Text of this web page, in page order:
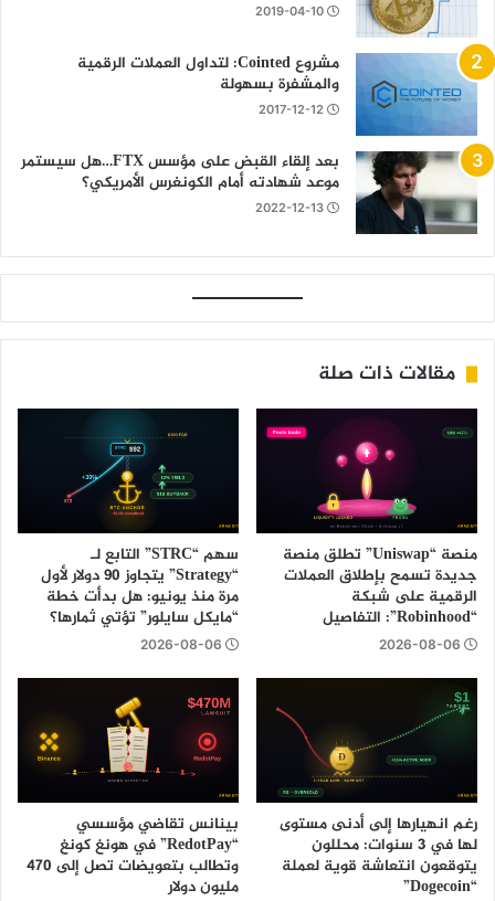
2019-04-10
مشروع Cointed: لتداول العملات الرقمية
والمشفرة بسهولة
2017-12-12
بعد إلقاء القبض على مؤسس FTX…هل سيستمر
موعد شهادته أمام الكونغرس الأمريكي؟
2022-12-13
مقالات ذات صلة
منصة “Uniswap” تطلق منصة
جديدة تسمح بإطلاق العملات
الرقمية على شبكة
“Robinhood”: التفاصيل
2026-08-06
سهم “STRC” التابع لـ
“Strategy” يتجاوز 90 دولار لأول
مرة منذ يونيو: هل بدأت خطة
“مايكل سايلور” تؤتي ثمارها؟
2026-08-06
رغم انهيارها إلى أدنى مستوى
لها في 3 سنوات: محللون
يتوقعون انتعاشة قوية لعملة
“Dogecoin”
بينانس تقاضي مؤسسي
“RedotPay” في هونغ كونغ
وتطالب بتعويضات تصل إلى 470
مليون دولار